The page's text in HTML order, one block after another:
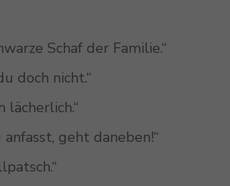
Schaf der Familie.“
doch nicht.“
lächerlich.“
geht daneben!“